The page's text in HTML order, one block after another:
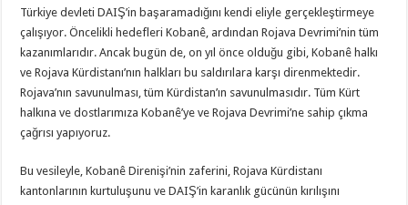
Türkiye devleti DAIŞ’in başaramadığını kendi eliyle gerçekleştirmeye
çalışıyor. Öncelikli hedefleri Kobanê, ardından Rojava Devrimi’nin tüm
kazanımlarıdır. Ancak bugün de, on yıl önce olduğu gibi, Kobanê halkı
ve Rojava Kürdistanı’nın halkları bu saldırılara karşı direnmektedir.
Rojava’nın savunulması, tüm Kürdistan’ın savunulmasıdır. Tüm Kürt
halkına ve dostlarımıza Kobanê’ye ve Rojava Devrimi’ne sahip çıkma
çağrısı yapıyoruz.
Bu vesileyle, Kobanê Direnişi’nin zaferini, Rojava Kürdistanı
kantonlarının kurtuluşunu ve DAIŞ’in karanlık gücünün kırılışını